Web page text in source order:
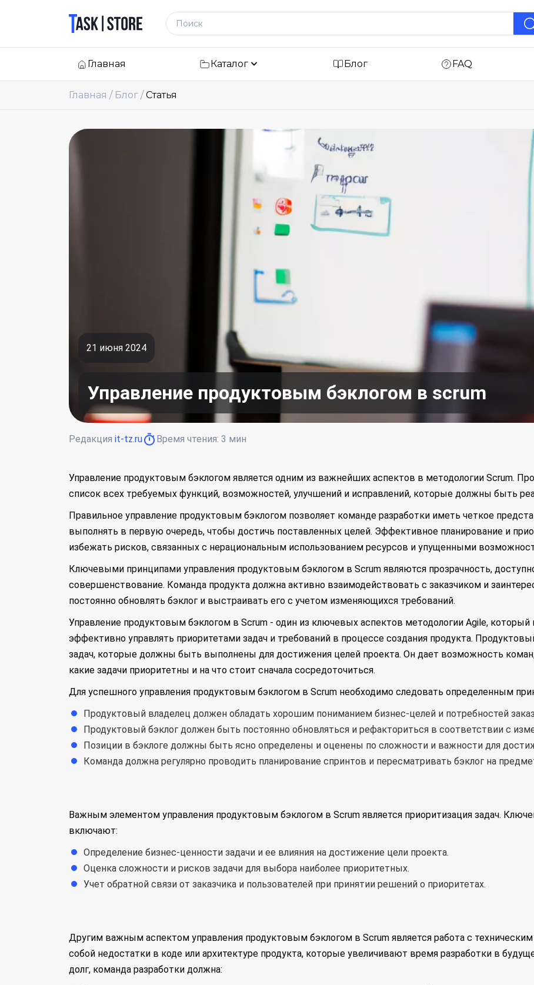
Логотип
Поиск по сайту
Главная Каталог Блог FAQ
Главная Блог Статья
21 июня 2024
Управление продуктовым бэклогом в scrum
Редакция it-tz.ru Время чтения: 3 мин
Управление продуктовым бэклогом является одним из важнейших аспектов в методологии Scrum.
список всех требуемых функций, возможностей, улучшений и исправлений, которые должны быть
Правильное управление продуктовым бэклогом позволяет команде разработки иметь четкое
выполнять в первую очередь, чтобы достичь поставленных целей. Эффективное планирование и
избежать рисков, связанных с нерациональным использованием ресурсов и упущенными
Ключевыми принципами управления продуктовым бэклогом в Scrum являются прозрачность,
совершенствование. Команда продукта должна активно взаимодействовать с заказчиком и
постоянно обновлять бэклог и выстраивать его с учетом изменяющихся требований.
Управление продуктовым бэклогом в Scrum - один из ключевых аспектов методологии Agile, который
эффективно управлять приоритетами задач и требований в процессе создания продукта.
задач, которые должны быть выполнены для достижения целей проекта. Он дает возможность
какие задачи приоритетны и на что стоит сначала сосредоточиться.
Для успешного управления продуктовым бэклогом в Scrum необходимо следовать определенным
Продуктовый владелец должен обладать хорошим пониманием бизнес-целей и потребностей
Продуктовый бэклог должен быть постоянно обновляться и рефакториться в соответствии с
Позиции в бэклоге должны быть ясно определены и оценены по сложности и важности для
Команда должна регулярно проводить планирование спринтов и пересматривать бэклог на
Важным элементом управления продуктовым бэклогом в Scrum является приоритизация задач.
включают:
Определение бизнес-ценности задачи и ее влияния на достижение цели проекта.
Оценка сложности и рисков задачи для выбора наиболее приоритетных.
Учет обратной связи от заказчика и пользователей при принятии решений о приоритетах.
Другим важным аспектом управления продуктовым бэклогом в Scrum является работа с
собой недостатки в коде или архитектуре продукта, которые увеличивают время разработки в
долг, команда разработки должна: